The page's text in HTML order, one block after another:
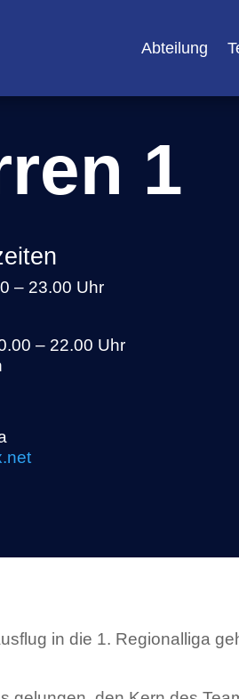
Abteilung
1
– 23.00 Uhr
– 22.00 Uhr
in die 1. Regionalliga